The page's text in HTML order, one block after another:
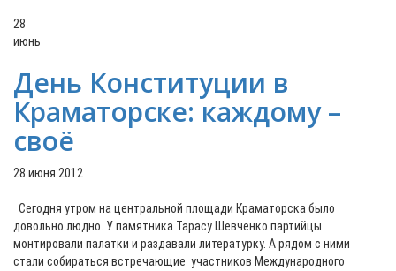
28
июнь
День Конституции в
Краматорске: каждому –
своё
28 июня 2012
Сегодня утром на центральной площади Краматорска было
довольно людно. У памятника Тарасу Шевченко партийцы
монтировали палатки и раздавали литературку. А рядом с ними
стали собираться встречающие участников Международного